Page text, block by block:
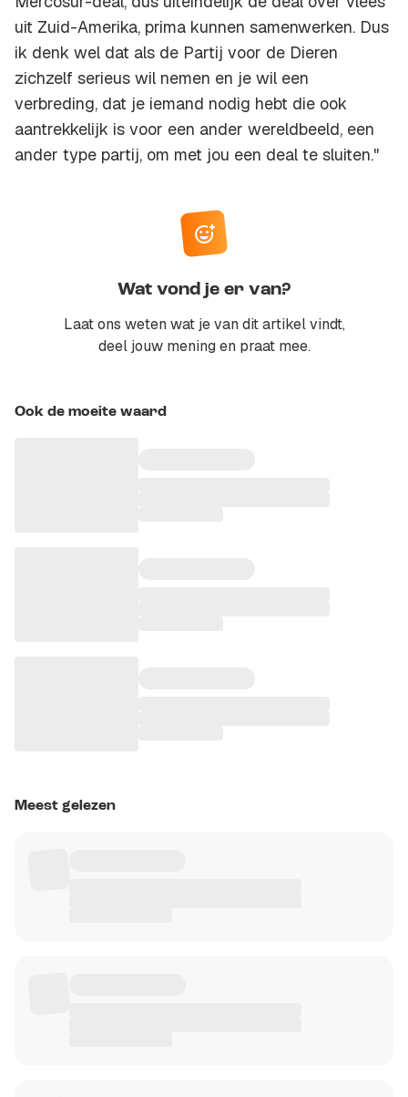
uit Zuid-Amerika, prima kunnen samenwerken. Dus
ik denk wel dat als de Partij voor de Dieren
zichzelf serieus wil nemen en je wil een
verbreding, dat je iemand nodig hebt die ook
aantrekkelijk is voor een ander wereldbeeld, een
ander type partij, om met jou een deal te sluiten."
Wat vond je er van?
Laat ons weten wat je van dit artikel vindt,
deel jouw mening en praat mee.
Ook de moeite waard
Meest gelezen